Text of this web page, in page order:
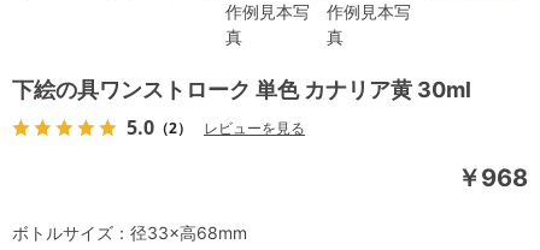
作例見本写
真
作例見本写
真
下絵の具ワンストローク 単色 カナリア黄 30ml
5.0 （2） レビューを見る
￥968
ボトルサイズ：径33×高68mm